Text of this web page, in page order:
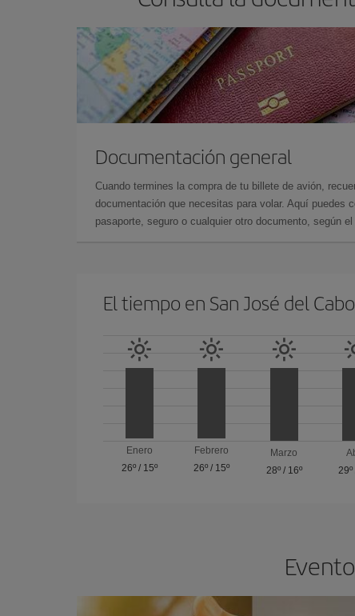
Documentación general
Cuando termines la compra de tu billete de avión,
documentación que necesitas para volar. Aquí puedes
pasaporte, seguro o cualquier otro documento, según
El tiempo en San José del Cabo
Enero
26º/ 15º
Febrero
26º / 15º
Marzo
28º/ 16º
29º